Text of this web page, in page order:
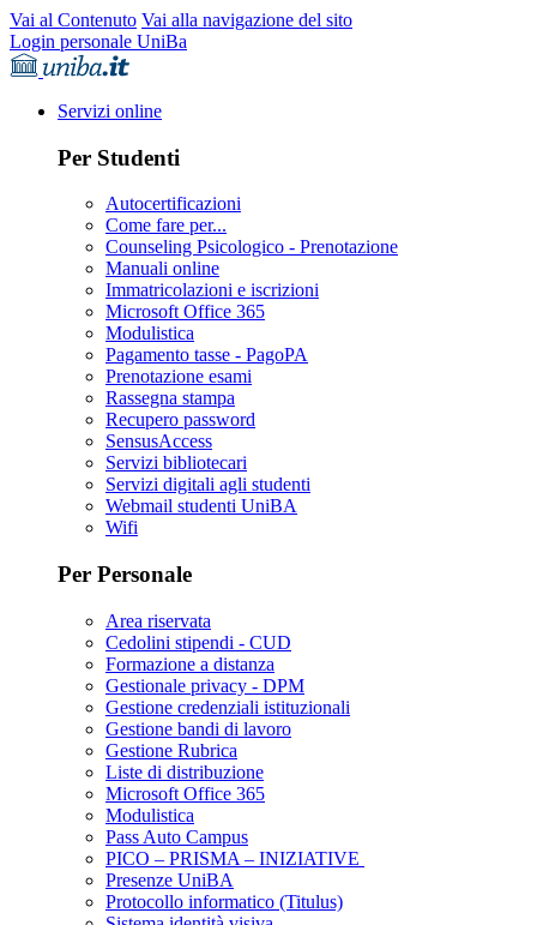
Vai al Contenuto Vai alla navigazione del sito
Login personale UniBa
Servizi online
Per Studenti
Autocertificazioni
Come fare per...
Counseling Psicologico - Prenotazione
Manuali online
Immatricolazioni e iscrizioni
Microsoft Office 365
Modulistica
Pagamento tasse - PagoPA
Prenotazione esami
Rassegna stampa
Recupero password
SensusAccess
Servizi bibliotecari
Servizi digitali agli studenti
Webmail studenti UniBA
Wifi
Per Personale
Area riservata
Cedolini stipendi - CUD
Formazione a distanza
Gestionale privacy - DPM
Gestione credenziali istituzionali
Gestione bandi di lavoro
Gestione Rubrica
Liste di distribuzione
Microsoft Office 365
Modulistica
Pass Auto Campus
PICO – PRISMA – INIZIATIVE
Presenze UniBA
Protocollo informatico (Titulus)